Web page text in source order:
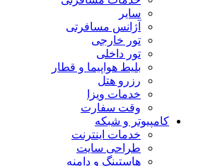
سایر
آژانس مسافرتی
تور خارجی
تور داخلی
بلیط هواپیما و قطار
رزرو هتل
خدمات ویزا
وقت سفارت
کامپیوتر و شبکه
خدمات اینترنت
طراحی سایت
هاستینگ و دامنه